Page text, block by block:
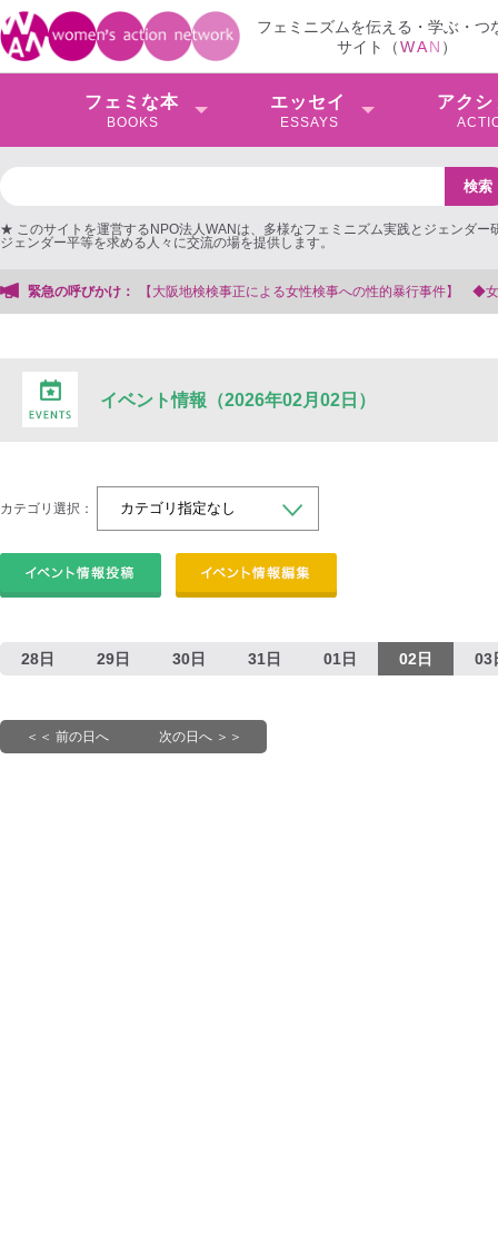
フェミニズムを伝える・学ぶ・つ
サイト（WAN ）
フェミな本
BOOKS
エッセイ
ESSAYS
アクシ
★ このサイトを運営するNPO法人WANは、多様なフェミニズム実践とジェンダー
ジェンダー平等を求める人々に交流の場を提供します。
緊急の呼びかけ：
事正による女性検事への性的暴行事件】 ◆女性検事を支援する会事務局
イベント情報（2026年02月02日）
カテゴリ選択：
28日 29日 30日 31日 01日 02日 03
＜＜ 前の日へ 次の日へ ＞＞